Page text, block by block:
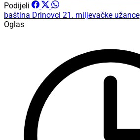
Podijeli
baština Drinovci 21. miljevačke užance
Oglas